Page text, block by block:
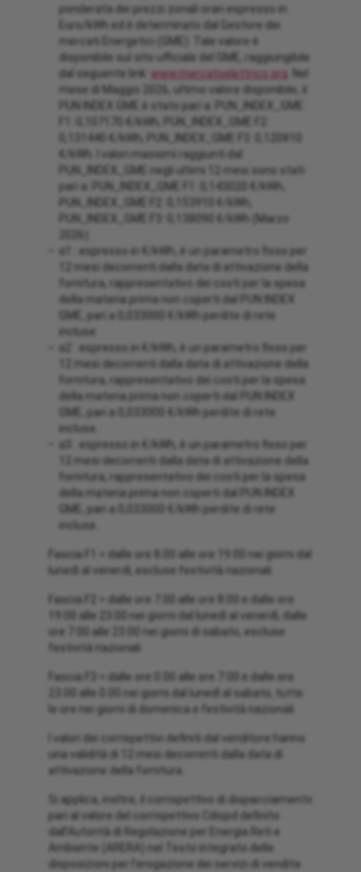
ponderata dei prezzi zonali orari espresso in
Euro/kWh ed è determinato dal Gestore dei
mercati Energetici (GME). Tale valore è
disponibile sul sito ufficiale del GME, raggiungibile
dal seguente link: www.mercatoelettrico.org . Nel
mese di Maggio 2026, ultimo valore disponibile, il
PUN INDEX GME è stato pari a: PUN_INDEX_GME
F1: 0,107170 €/kWh, PUN_INDEX_GME F2:
0,131440 €/kWh, PUN_INDEX_GME F3: 0,120810
€/kWh. I valori massimi raggiunti dal
PUN_INDEX_GME negli ultimi 12 mesi sono stati
pari a: PUN_INDEX_GME F1: 0,143020 €/kWh,
PUN_INDEX_GME F2: 0,153910 €/kWh,
PUN_INDEX_GME F3: 0,138090 €/kWh (Marzo
α1 : espresso in €/kWh, è un parametro fisso per
12 mesi decorrenti dalla data di attivazione della
fornitura, rappresentativo dei costi per la spesa
della materia prima non coperti dal PUN INDEX
GME, pari a 0,033000 €/kWh perdite di rete
incluse.
α2 : espresso in €/kWh, è un parametro fisso per
12 mesi decorrenti dalla data di attivazione della
fornitura, rappresentativo dei costi per la spesa
della materia prima non coperti dal PUN INDEX
GME, pari a 0,033000 €/kWh perdite di rete
incluse.
α3 : espresso in €/kWh, è un parametro fisso per
12 mesi decorrenti dalla data di attivazione della
fornitura, rappresentativo dei costi per la spesa
della materia prima non coperti dal PUN INDEX
GME, pari a 0,033000 €/kWh perdite di rete
incluse.
Fascia F1 = dalle ore 8.00 alle ore 19.00 nei giorni dal
lunedì al venerdì, escluse festività nazionali
Fascia F2 = dalle ore 7.00 alle ore 8.00 e dalle ore
19.00 alle 23.00 nei giorni dal lunedì al venerdì, dalle
ore 7.00 alle 23.00 nei giorni di sabato, escluse
festività nazionali
Fascia F3 = dalle ore 0.00 alle ore 7.00 e dalle ore
23.00 alle 0.00 nei giorni dal lunedì al sabato, tutte
le ore nei giorni di domenica e festività nazionali
I valori dei corrispettivi definiti dal venditore hanno
una validità di 12 mesi decorrenti dalla data di
attivazione della fornitura.
Si applica, inoltre, il corrispettivo di dispacciamento
pari al valore del corrispettivo Cdispd definito
dall’Autorità di Regolazione per Energia Reti e
Ambiente (ARERA) nel Testo integrato delle
disposizioni per l’erogazione dei servizi di vendita